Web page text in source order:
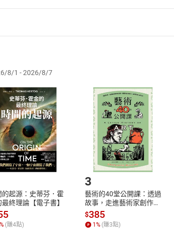
第1項後段暨通訊交易解除權合理例外情事適用
品即代表知悉本店鋪所銷售之商品為電子書，
求退貨退款。
理退貨時，請登入樂天市場，並於「我的訂單
行審核，待審核通過後將為您辦理退款事宜。
單為單位進行取消/退貨，恕無法以單支商品取
放入購物車
Shopping cart
登入帳號
Login
？
Step2.登入
8/1 - 2026/8/7
的起源：史蒂芬．霍
終理論【電子書】
% (賺4點)
3
藝術的40堂公開課：透過
故事，走進藝術家創作現
場，看藝術如何誕生、如
何形塑人類生活【電子
書】
$385
1% (賺3點)